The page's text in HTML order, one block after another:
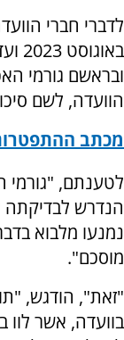
לדברי חברי
ובראשם גורמי
הוועדה, לשם
מכתב
לטענתם, "גורמי
הנדרש לבדיקתה
נמנעו מלבוא
מוסכם".
"זאת", הודגש,
בוועדה, אשר לוו